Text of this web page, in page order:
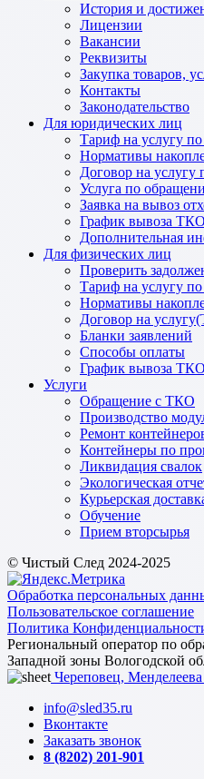
История и
Лицензии
Вакансии
Реквизиты
Закупка товаров,
Контакты
Законодательство
Для юридических лиц
Тариф на услугу
Нормативы
Договор на
Услуга по
Заявка на вывоз
График вывоза ТКО
Дополнительная
Для физических лиц
Проверить
Тариф на услугу
Нормативы
Договор на
Бланки заявлений
Способы оплаты
График вывоза ТКО
Услуги
Обращение с ТКО
Производство
Ремонт
Контейнеры по
Ликвидация свалок
Экологическая
Курьерская
Обучение
Прием вторсырья
© Чистый След 2024-2025
Обработка персональных
Пользовательское соглашение
Политика
Региональный оператор по
Западной зоны Вологодской
Череповец,
info@sled35.ru
Вконтакте
Заказать звонок
8 (8202) 201-901